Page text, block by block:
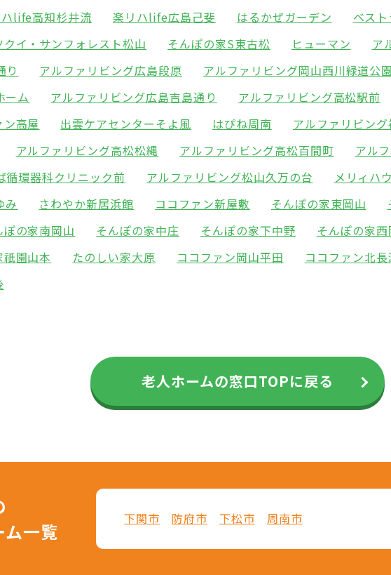
life高知杉井流 楽リハlife広島己斐 はるかぜガーデン ベス
クイ・サンフォレスト松山 そんぽの家S東古松 ヒューマン
ア
り
アルファリビング広島段原 アルファリビング岡山西川緑道公園
ーム
アルファリビング広島吉島通り アルファリビング高松駅前
ン高屋 出雲ケアセンターそよ風 はぴね周南
アルファリビン
アルファリビング高松松縄 アルファリビング高松百間町
アル
循環器科クリニック前
アルファリビング松山久万の台 メリィハ
み
さわやか新居浜館 ココファン新屋敷 そんぽの家東岡山
ぽの家南岡山 そんぽの家中庄 そんぽの家下中野 そんぽの家西
園山本 たのしい家大原 ココファン岡山平田 ココファン北長
老人ホームの窓口TOPに戻る
ム一覧
下関市 防府市 下松市 周南市